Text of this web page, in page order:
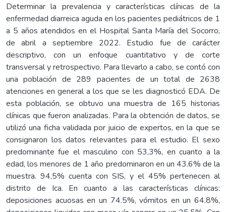
Determinar la prevalencia y características clínicas de la
enfermedad diarreica aguda en los pacientes pediátricos de 1
a 5 años atendidos en el Hospital Santa María del Socorro,
de abril a septiembre 2022. Estudio fue de carácter
descriptivo, con un enfoque cuantitativo y de corte
transversal y retrospectivo. Para llevarlo a cabo, se contó con
una población de 289 pacientes de un total de 2638
atenciones en general a los que se les diagnosticó EDA. De
esta población, se obtuvo una muestra de 165 historias
clínicas que fueron analizadas. Para la obtención de datos, se
utilizó una ficha validada por juicio de expertos, en la que se
consignaron los datos relevantes para el estudio. El sexo
predominante fue el masculino con 53,3%, en cuanto a la
edad, los menores de 1 año predominaron en un 43.6% de la
muestra. 94,5% cuenta con SIS, y el 45% pertenecen al
distrito de Ica. En cuanto a las características clínicas:
deposiciones acuosas en un 74.5%, vómitos en un 64.8%,